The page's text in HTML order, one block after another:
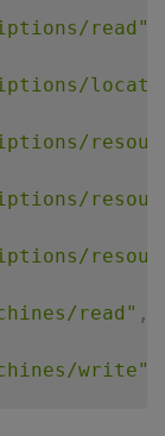
read"
read" ,
write"